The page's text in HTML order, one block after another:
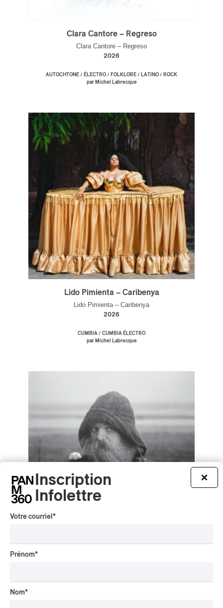
Clara Cantore – Regreso
Clara Cantore – Regreso
2026
AUTOCHTONE / ÉLECTRO / FOLKLORE / LATINO / ROCK
par Michel Labrecque
Lido Pimienta – Caribenya
Lido Pimienta – Caribenya
2026
CUMBIA / CUMBIA ÉLECTRO
par Michel Labrecque
2026
×
Inscription
Infolettre
Votre courriel *
Prénom*
Nom*